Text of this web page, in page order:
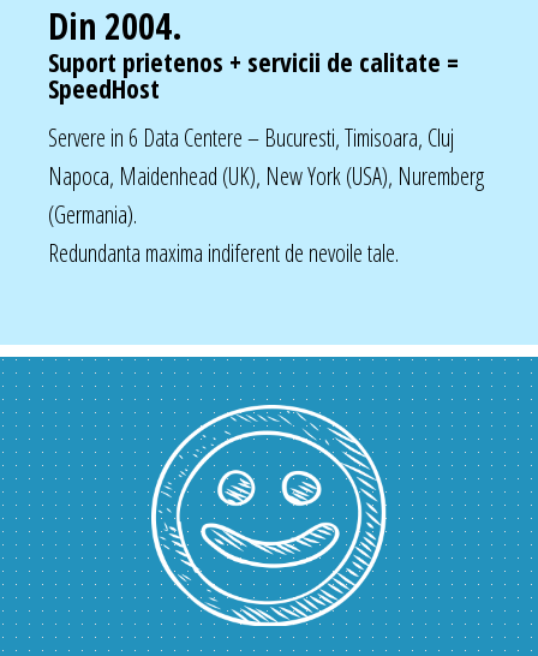
Din 2004.
Suport prietenos + servicii de calitate =
SpeedHost
Servere in 6 Data Centere – Bucuresti, Timisoara, Cluj
Napoca, Maidenhead (UK), New York (USA), Nuremberg
(Germania).
Redundanta maxima indiferent de nevoile tale.